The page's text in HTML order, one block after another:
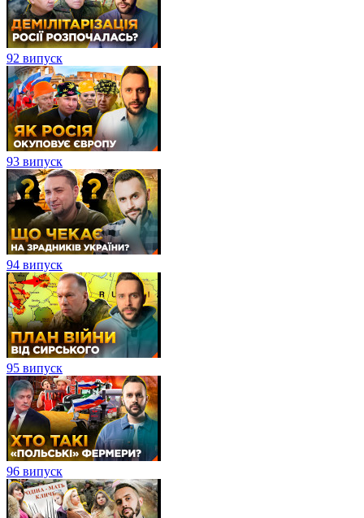
92 випуск
93 випуск
94 випуск
95 випуск
96 випуск